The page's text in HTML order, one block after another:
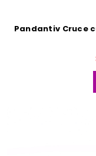
Pandantiv Cruce